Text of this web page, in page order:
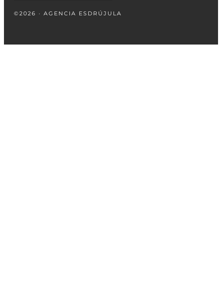
©2026 · AGENCIA ESDRÚJULA